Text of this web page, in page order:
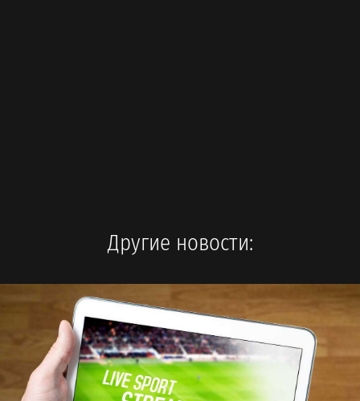
Другие новости: